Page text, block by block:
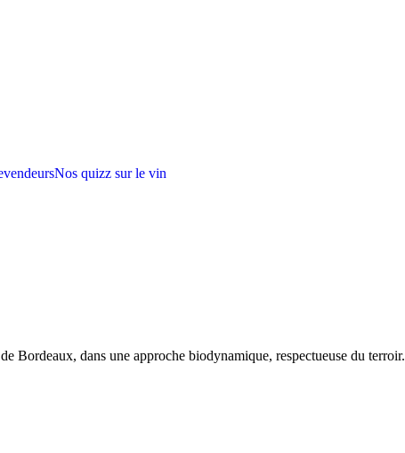
Nos quizz sur le vin
Bordeaux, dans une approche biodynamique, respectueuse du terroir.